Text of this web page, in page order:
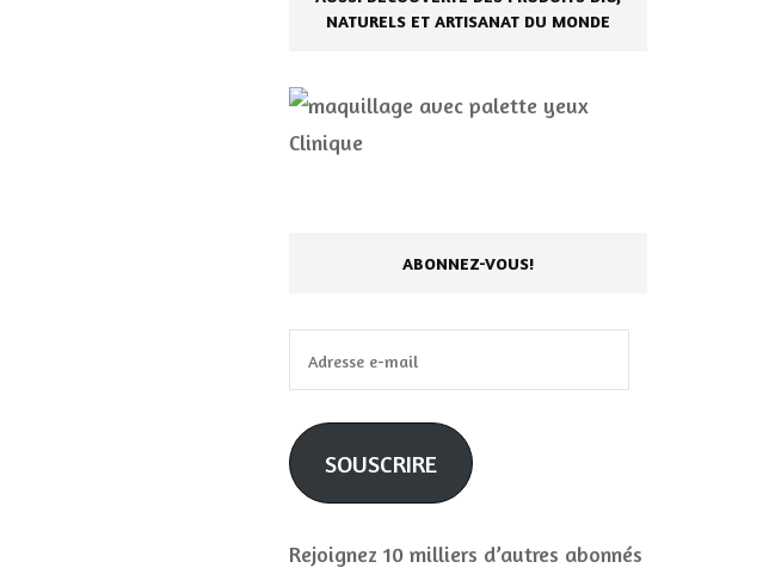
NATURELS ET ARTISANAT DU MONDE
ABONNEZ-VOUS!
e-
mail
SOUSCRIRE
Rejoignez 10 milliers d’autres abonnés